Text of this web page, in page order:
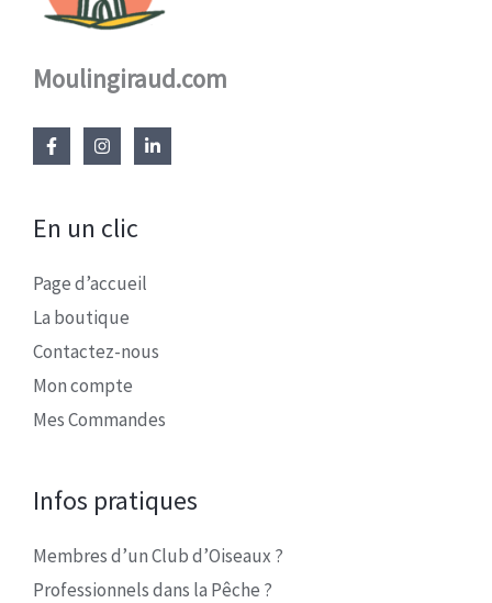
Moulingiraud.com
En un clic
Page d’accueil
La boutique
Contactez-nous
Mon compte
Mes Commandes
Infos pratiques
Membres d’un Club d’Oiseaux ?
Professionnels dans la Pêche ?